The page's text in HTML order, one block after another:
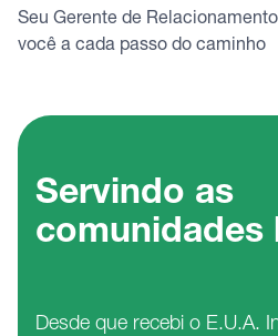
Seu Gerente de
você a cada passo do caminho
Servindo as
comunidades
Desde que recebi o E.U.A.